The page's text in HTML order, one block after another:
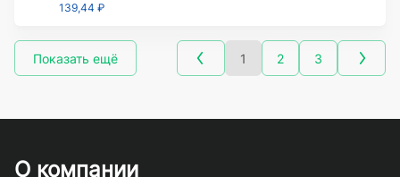
139,44 ₽
Показать ещё 1 2 3
О компании